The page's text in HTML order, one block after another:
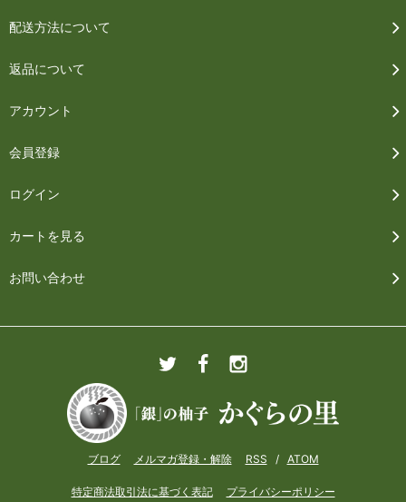
配送方法について
返品について
アカウント
会員登録
ログイン
カートを見る
お問い合わせ
ブログ メルマガ登録・解除 RSS / ATOM
特定商法取引法に基づく表記 プライバシーポリシー